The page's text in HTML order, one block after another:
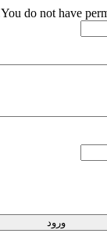
You do not have